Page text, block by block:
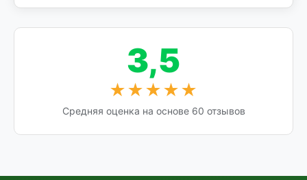
3,5
★★★★★
Средняя оценка на основе 60 отзывов